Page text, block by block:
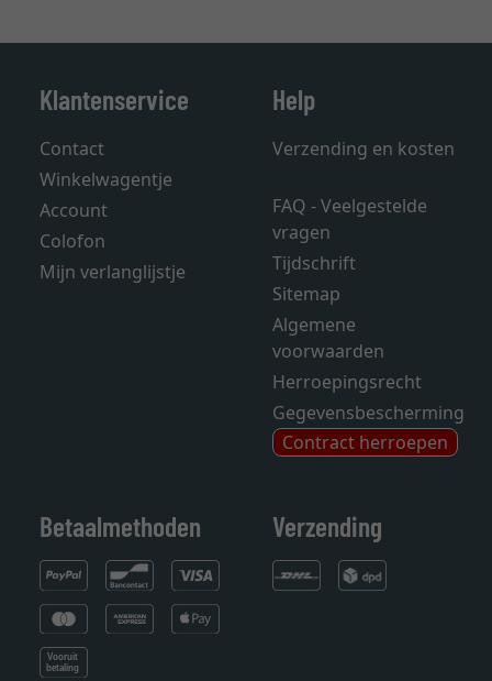
Klantenservice
Contact
Winkelwagentje
Account
Colofon
Mijn verlanglijstje
Help
Verzending en kosten
FAQ - Veelgestelde
vragen
Tijdschrift
Sitemap
Algemene
voorwaarden
Herroepingsrecht
Gegevensbescherming
Contract herroepen
Betaalmethoden Verzending